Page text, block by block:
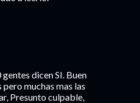
dicen SI. Buen
muchas mas las
Presunto culpable,